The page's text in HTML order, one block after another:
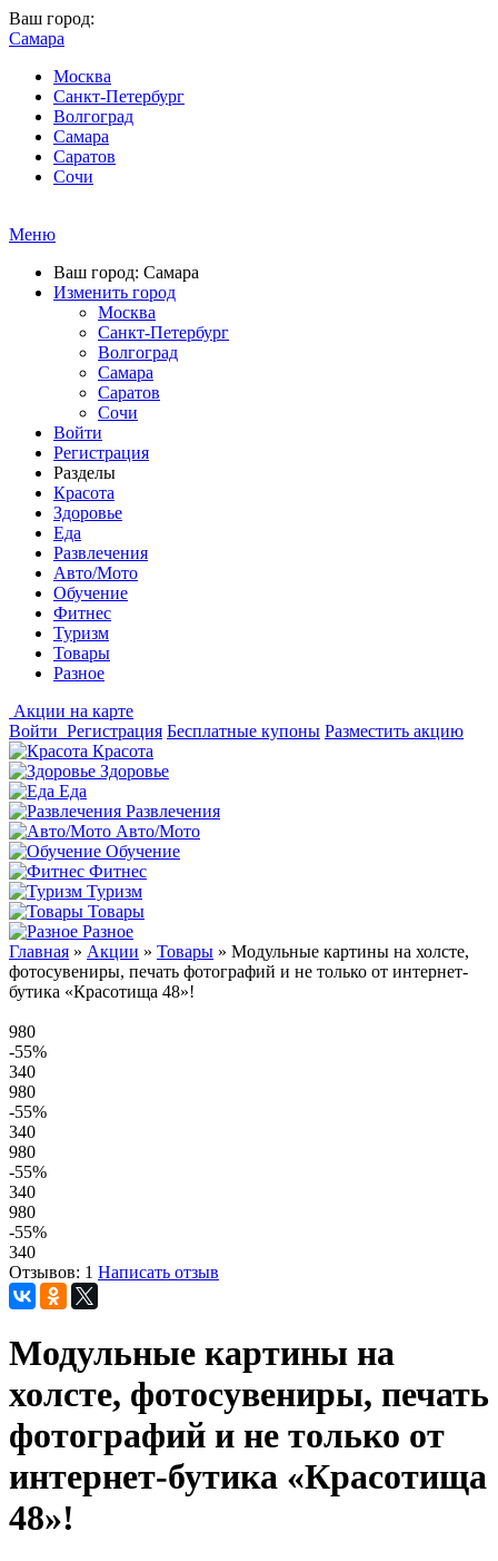
Ваш город:
Самара
Москва
Санкт-Петербург
Волгоград
Самара
Саратов
Сочи
Меню
Ваш город: Самара
Изменить город
Москва
Санкт-Петербург
Волгоград
Самара
Саратов
Сочи
Войти
Регистрация
Разделы
Красота
Здоровье
Еда
Развлечения
Авто/Мото
Обучение
Фитнес
Туризм
Товары
Разное
Акции на карте
Войти Регистрация Бесплатные купоны Разместить акцию
Красота
Здоровье
Еда
Развлечения
Авто/Мото
Обучение
Фитнес
Туризм
Товары
Разное
Главная » Акции » Товары » Модульные картины на холсте,
фотосувениры, печать фотографий и не только от интернет-
бутика «Красотища 48»!
980
-55%
340
980
-55%
340
980
-55%
340
980
-55%
340
Отзывов: 1 Написать отзыв
Модульные картины на
холсте, фотосувениры, печать
фотографий и не только от
интернет-бутика «Красотища
48»!